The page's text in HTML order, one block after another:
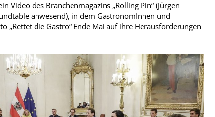
Video des Branchenmagazins „Rolling Pin“ (Jürgen
anwesend), in dem GastronomInnen und
„Rettet die Gastro“ Ende Mai auf ihre Herausforderungen